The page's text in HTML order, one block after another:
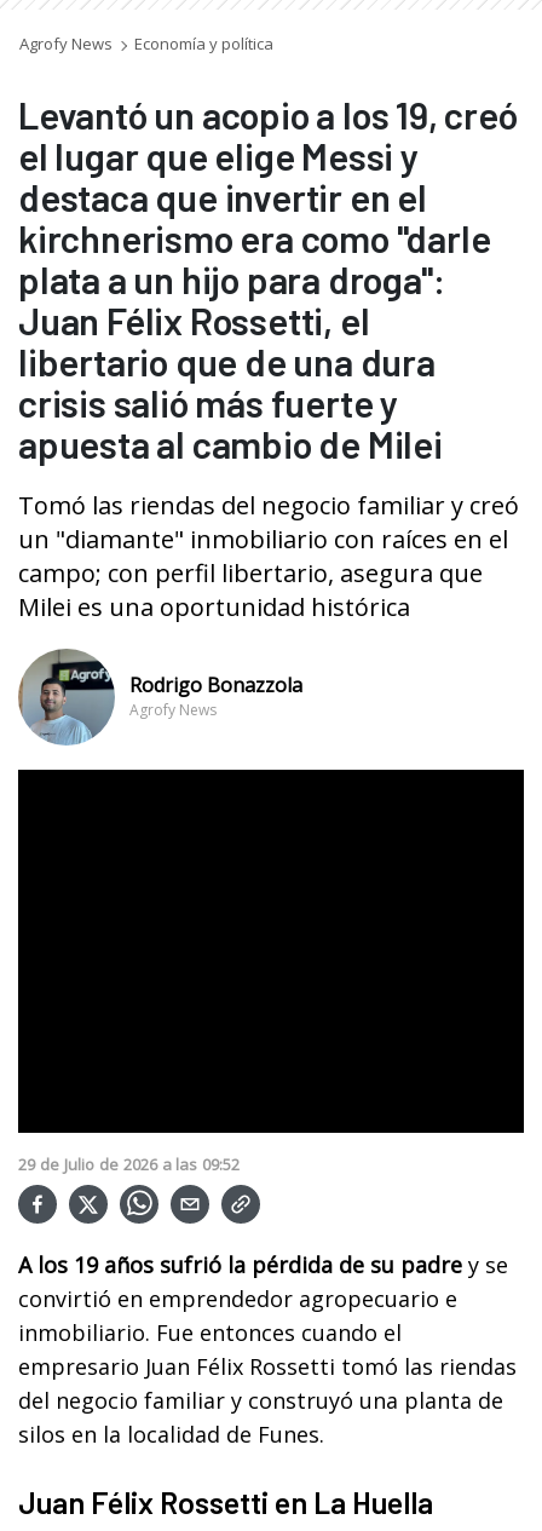
Agrofy News Economía y política
Levantó un acopio a los 19, creó
el lugar que elige Messi y
destaca que invertir en el
kirchnerismo era como "darle
plata a un hijo para droga":
Juan Félix Rossetti, el
libertario que de una dura
crisis salió más fuerte y
apuesta al cambio de Milei
Tomó las riendas del negocio familiar y creó
un "diamante" inmobiliario con raíces en el
campo; con perfil libertario, asegura que
Milei es una oportunidad histórica
Rodrigo Bonazzola
Agrofy News
29 de Julio de 2026 a las 09:52
A los 19 años sufrió la pérdida de su padre y se
convirtió en emprendedor agropecuario e
inmobiliario. Fue entonces cuando el
empresario Juan Félix Rossetti tomó las riendas
del negocio familiar y construyó una planta de
silos en la localidad de Funes.
Juan Félix Rossetti en La Huella